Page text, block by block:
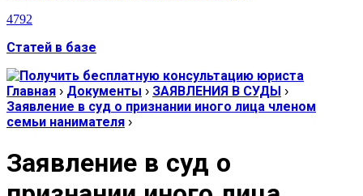
4792
Статей в базе
Главная › Документы › ЗАЯВЛЕНИЯ В СУДЫ ›
Заявление в суд о признании иного лица членом
семьи нанимателя ›
Заявление в суд о